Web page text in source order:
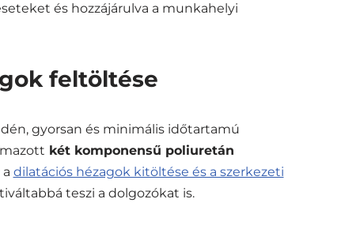
és hozzájárulva a munkahelyi
feltöltése
gyorsan és minimális időtartamú
két komponensű poliuretán
dilatációs hézagok kitöltése és a szerkezeti
teszi a dolgozókat is.